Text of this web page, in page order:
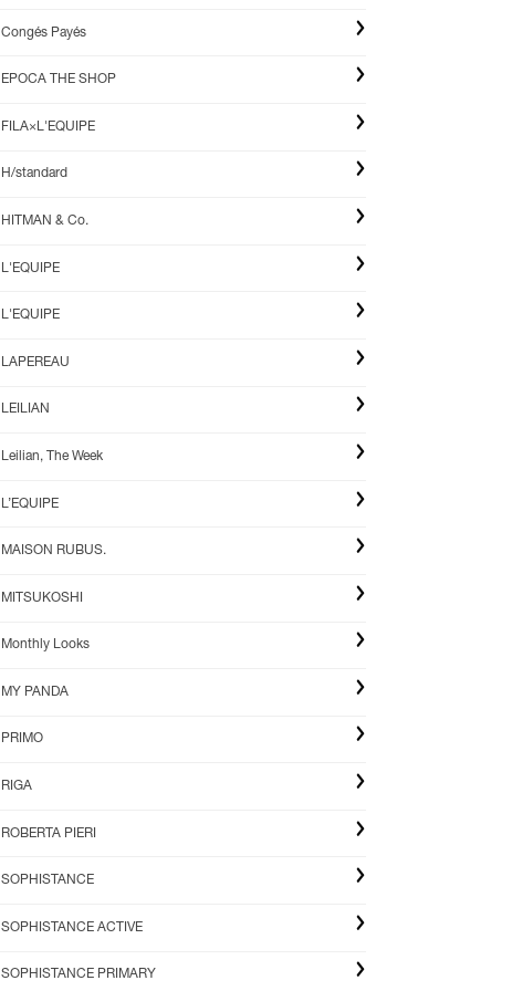
Congés Payés
EPOCA THE SHOP
FILA×L'EQUIPE
H/standard
HITMAN & Co.
L'EQUIPE
L'EQUIPE
LAPEREAU
LEILIAN
Leilian, The Week
L’EQUIPE
MAISON RUBUS.
MITSUKOSHI
Monthly Looks
MY PANDA
PRIMO
RIGA
ROBERTA PIERI
SOPHISTANCE
SOPHISTANCE ACTIVE
SOPHISTANCE PRIMARY